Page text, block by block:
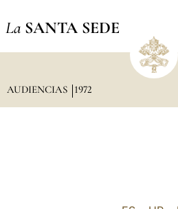
La SANTA SEDE
AUDIENCIAS 1972